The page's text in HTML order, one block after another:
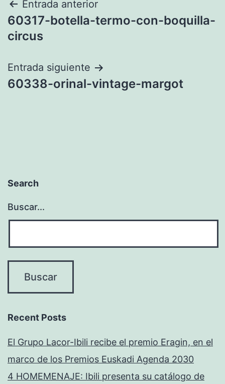
Navegación
de
Entrada anterior
60317-botella-termo-con-boquilla-
circus
Entrada siguiente
60338-orinal-vintage-margot
Search
Buscar...
Recent Posts
El Grupo Lacor-Ibili recibe el premio Eragin, en el
marco de los Premios Euskadi Agenda 2030
4 HOMEMENAJE: Ibili presenta su catálogo de